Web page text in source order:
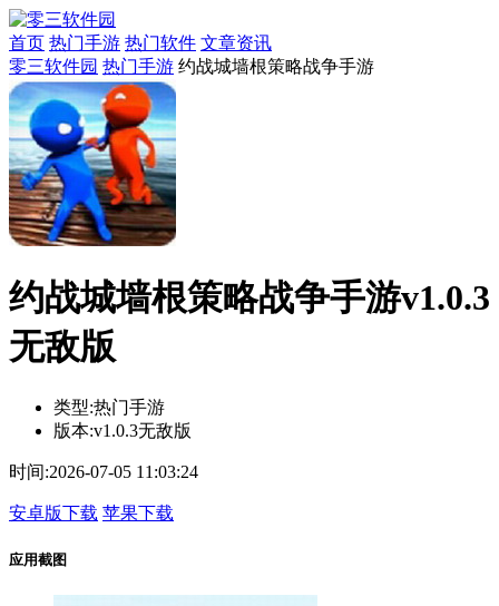
首页 热门手游 热门软件 文章资讯
零三软件园 热门手游 约战城墙根策略战争手游
约战城墙根策略战争手游v1.0.3
无敌版
类型:热门手游
版本:v1.0.3无敌版
时间:2026-07-05 11:03:24
安卓版下载 苹果下载
应用截图